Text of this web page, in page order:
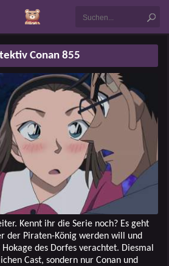
Conan 855
Kennt ihr die Serie noch? Es geht
der Piraten-König werden will und
des Dorfes verachtet. Diesmal
Cast, sondern nur Conan und